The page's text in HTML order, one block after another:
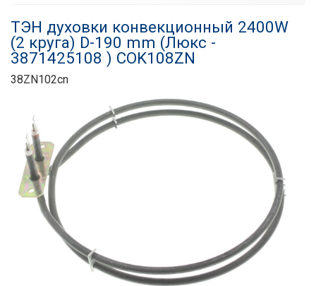
ТЭН духовки конвекционный 2400W
(2 круга) D-190 mm (Люкс -
3871425108 ) COK108ZN
38ZN102cn